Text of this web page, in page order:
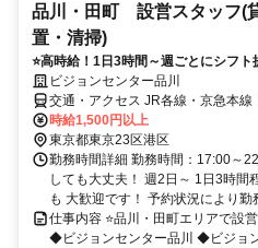
品川・田町 設営スタッフ(
置・清掃)
⭐高時給！1日3時間～週ごとにシフト
ビジョンセンター品川
交通・アクセス JR各線・京急本
時給1,500円以上
東京都東京23区港区
勤務時間詳細 勤務時間：17:00～
しても大丈夫！ 週2日～ 1日3時間
も 大歓迎です！ 予約状況により勤
仕事内容 ⭐品川・田町エリアで設
◆ビジョンセンター品川 ◆ビジョ